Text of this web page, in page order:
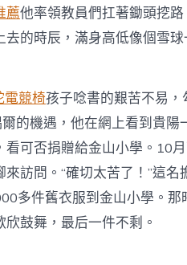
薦他率領教員們扛著鋤頭挖
的時辰，滿身高低像個雪
電競椅孩子唸書的艱苦不易，
的機遇，他在網上看到貴陽
可否捐贈給金山小學。10
訪問。“確切太苦了！”這名
多件舊衣服到金山小學。那
鼓舞，最后一件不剩。